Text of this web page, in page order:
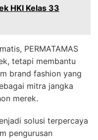
HKI Kelas 33
PERMATAMAS
tetapi membantu
brand fashion yang
mitra jangka
merek.
solusi terpercaya
pengurusan